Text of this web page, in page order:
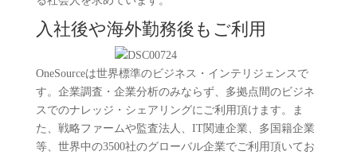
入社後や海外勤務後もご利用
OneSourceは世界標準のビジネス・インテリジェンスで
す。企業調査・企業分析のみならず、多拠点間のビジネ
スでのナレッジ・シェアリングにご利用頂けます。ま
た、戦略ファームや監査法人、IT関連企業、多国籍企業
等、世界中の3500社のグローバル企業でご利用頂いてお